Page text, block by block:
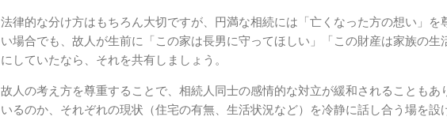
法律的な分け方はもちろん大切ですが、円満な相続には「亡くなった方の想い」
い場合でも、故人が生前に「この家は長男に守ってほしい」「この財産は家族の生
にしていたなら、それを共有しましょう。
故人の考え方を尊重することで、相続人同士の感情的な対立が緩和されることもあ
いるのか、それぞれの現状（住宅の有無、生活状況など）を冷静に話し合う場を設